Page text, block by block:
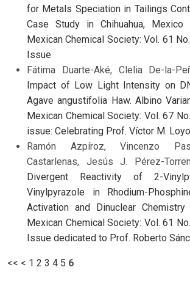
for Metals Speciation in Tailings
Case Study in Chihuahua, Mexico
Mexican Chemical Society: Vol. 61
Issue
Fátima Duarte-Aké, Clelia De-la-
Impact of Low Light Intensity on
Agave angustifolia Haw. Albino
Mexican Chemical Society: Vol. 67
issue: Celebrating Prof. Víctor M.
Ramón Azpíroz, Vincenzo
Castarlenas, Jesús J. Pérez-
Divergent Reactivity of 2-
Vinylpyrazole in Rhodium-
Activation and Dinuclear Chemistry
Mexican Chemical Society: Vol. 61
Issue dedicated to Prof. Roberto
<< < 1 2 3 4 5 6